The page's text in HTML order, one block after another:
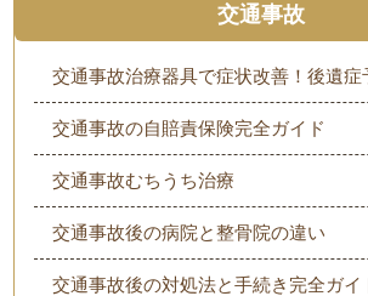
交通事故
交通事故治療器具で症状改善！後遺症
交通事故の自賠責保険完全ガイド
交通事故むちうち治療
交通事故後の病院と整骨院の違い
交通事故後の対処法と手続き完全ガイ